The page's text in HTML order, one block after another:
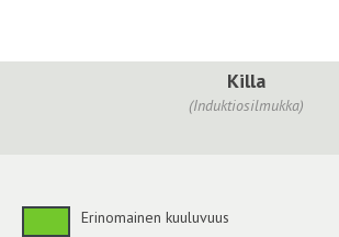
Killa
(Induktiosilmukka)
Erinomainen kuuluvuus